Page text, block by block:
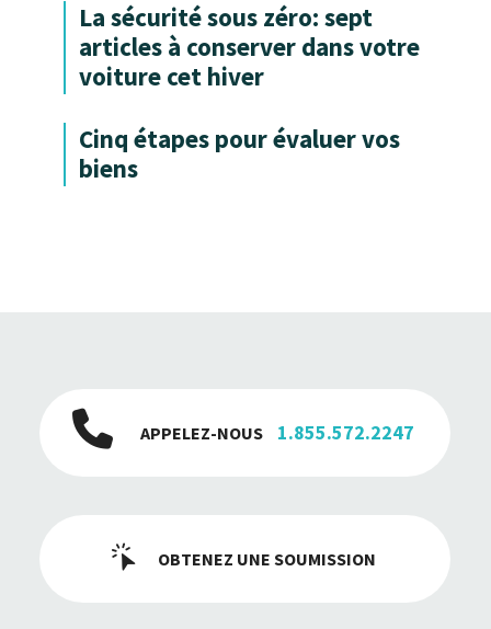
La sécurité sous zéro: sept
articles à conserver dans votre
voiture cet hiver
Cinq étapes pour évaluer vos
biens
APPELEZ-NOUS 1.855.572.2247
OBTENEZ UNE SOUMISSION